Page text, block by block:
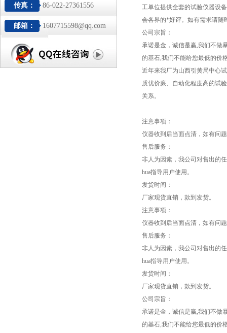
传真： 86-022-27361556
邮箱： 1607715598@qq.com
工单位提供全套的试验仪器设
会各界的*好评。如有需求请随
公司宗旨：
承诺是金，诚信是赢,我们不做
的基石,我们不能给您最低的价
近年来我厂为山西引黄局中心
质优价廉、自动化程度高的试
关系。
注意事项：
仪器收到后当面点清，如有问
售后服务：
非人为因素，我公司对售出的
hua指导用户使用。
发货时间：
厂家现货直销，款到发货。
注意事项：
仪器收到后当面点清，如有问
售后服务：
非人为因素，我公司对售出的
hua指导用户使用。
发货时间：
厂家现货直销，款到发货。
公司宗旨：
承诺是金，诚信是赢,我们不做
的基石,我们不能给您最低的价